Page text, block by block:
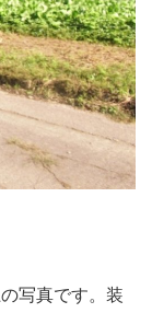
写真です。装